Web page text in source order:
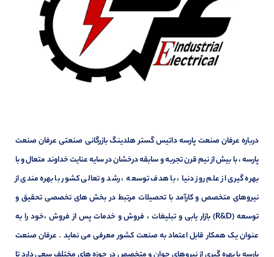
درباره عرفان صنعت پارسه داتیس گستر هلدینگ بازرگانی صنعتی عرفان صنعت
پارسه ، با بیش از نیم قرن تجربه و سابقه درخشان در سایه عنایت خداوند متعال و با
بهره گیری از علم روز دنیا ، با هدف توسعه ، رشد و تعالی کشور با بهره مندی از
نیروهای متخصص و کارآمد با تحصیلات مرتبط در بخش های تخصصی تحقیق و
توسعه (R&D) بازار یابی و تبلیغات ، فروش و خدمات پس از فروش ،خود را به
عنوان یک همکار قابل اعتماد به صنعت کشور معرفی می نماید . عرفان صنعت